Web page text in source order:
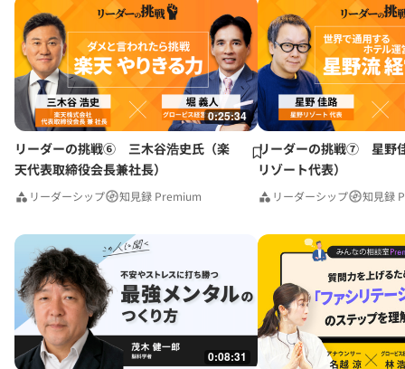
0:25:34
リーダーの挑戦⑥ 三木谷浩史氏（楽
天代表取締役会長兼社長）
リーダーシップ 知見録 Premium
リーダーの挑戦⑦ 星野
リゾート代表）
リーダーシップ 知見録
0:08:31